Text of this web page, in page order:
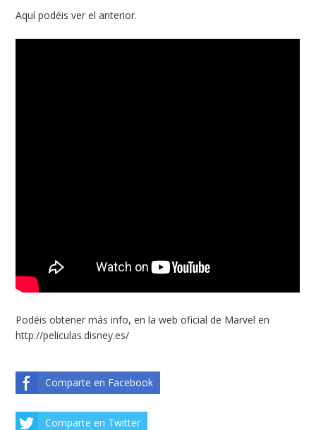
Aquí podéis ver el anterior.
Podéis obtener más info, en la web oficial de Marvel en
http://peliculas.disney.es/
Comparte en Facebook
Comparte en Twitter